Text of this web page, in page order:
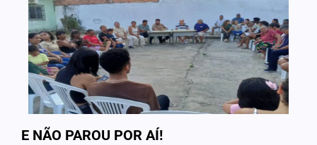
E NÃO PAROU POR AÍ!